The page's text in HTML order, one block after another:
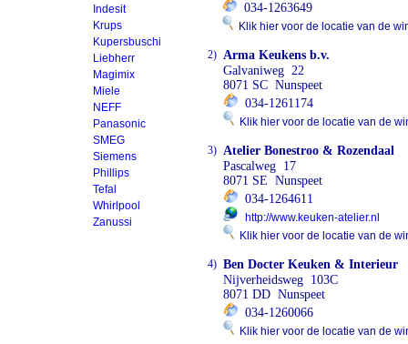
Indesit
Krups
Kupersbuschi
Liebherr
Magimix
Miele
NEFF
Panasonic
SMEG
Siemens
Phillips
Tefal
Whirlpool
Zanussi
034-1263649
Klik hier voor de locatie van de
2) Arma Keukens b.v.
Galvaniweg 22
8071 SC Nunspeet
034-1261174
Klik hier voor de locatie van de
3) Atelier Bonestroo & Rozendaal
Pascalweg 17
8071 SE Nunspeet
034-1264611
http://www.keuken-atelier.nl
Klik hier voor de locatie van de
4) Ben Docter Keuken & Interieur
Nijverheidsweg 103C
8071 DD Nunspeet
034-1260066
Klik hier voor de locatie van de